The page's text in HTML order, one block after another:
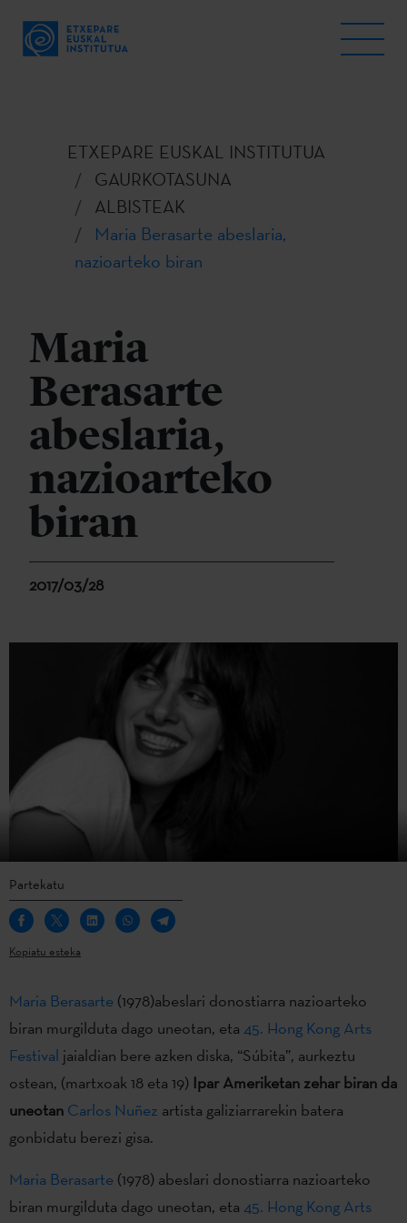
ETXEPARE EUSKAL INSTITUTUA
GAURKOTASUNA
ALBISTEAK
Maria Berasarte abeslaria,
nazioarteko biran
Maria
Berasarte
abeslaria,
nazioarteko
biran
2017/03/28
Partekatu
Kopiatu esteka
Maria Berasarte (1978)abeslari donostiarra nazioarteko
biran murgilduta dago uneotan, eta 45. Hong Kong Arts
Festival jaialdian bere azken diska, “Súbita”, aurkeztu
ostean, (martxoak 18 eta 19) Ipar Ameriketan zehar biran da
uneotan Carlos Nuñez artista galiziarrarekin batera
gonbidatu berezi gisa.
Maria Berasarte (1978) abeslari donostiarra nazioarteko
biran murgilduta dago uneotan, eta 45. Hong Kong Arts